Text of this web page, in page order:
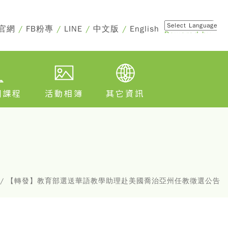
網 / FB粉專 / LINE / 中文版 / English
Powered by
程 活動相簿 其它資訊
轉發】教育部選送華語教學助理赴美國喬治亞州任教徵選公告